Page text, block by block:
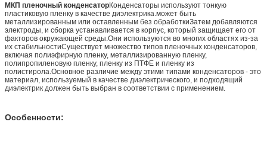
МКП пленочный конденсаторКонденсаторы используют тонкую
пластиковую пленку в качестве диэлектрика.может быть
металлизированным или оставленным без обработкиЗатем добавляются
электроды, и сборка устанавливается в корпус, который защищает его от
факторов окружающей среды.Они используются во многих областях из-за
их стабильностиСуществует множество типов пленочных конденсаторов,
включая полиэфирную пленку, металлизированную пленку,
полипропиленовую пленку, пленку из ПТФЕ и пленку из
полистирола.Основное различие между этими типами конденсаторов - это
материал, используемый в качестве диэлектрического, и подходящий
диэлектрик должен быть выбран в соответствии с применением.
Особенности: